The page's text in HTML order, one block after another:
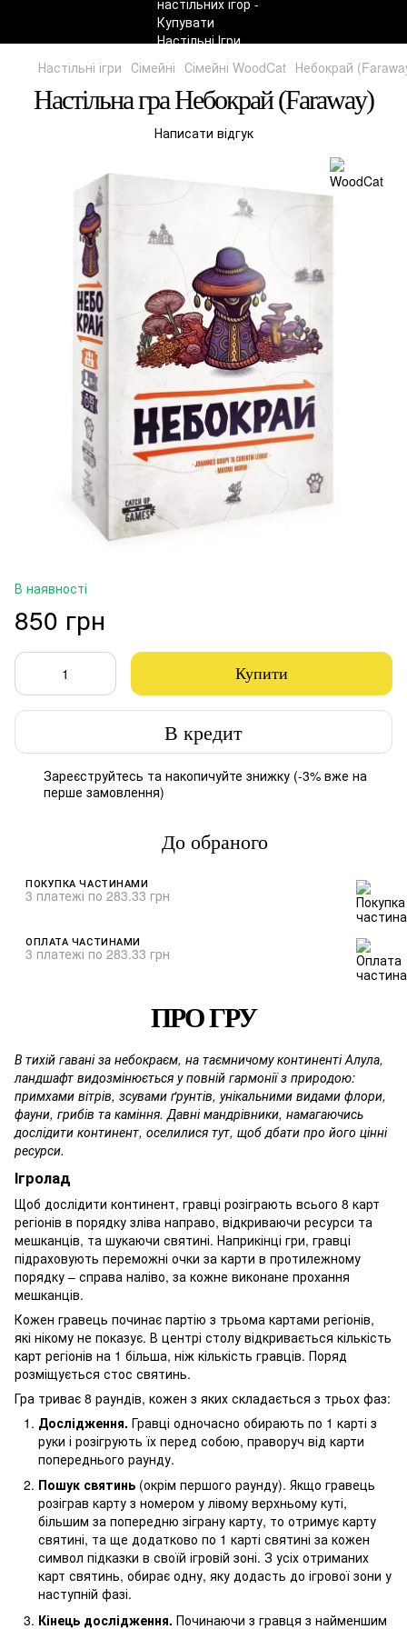
Настільні ігри Сімейні Сімейні WoodCat Небокрай
Настільна гра Небокрай (Faraway)
Написати відгук
В наявності
850 грн
Купити
В кредит
Зареєструйтесь та накопичуйте знижку (-3% вже на
перше замовлення)
До обраного
ПОКУПКА ЧАСТИНАМИ
3 платежі по 283.33 грн
ОПЛАТА ЧАСТИНАМИ
3 платежі по 283.33 грн
ПРО ГРУ
В тихій гавані за небокраєм, на таємничому континенті Алула,
ландшафт видозмінюється у повній гармонії з природою:
примхами вітрів, зсувами ґрунтів, унікальними видами флори,
фауни, грибів та каміння. Давні мандрівники, намагаючись
дослідити континент, оселилися тут, щоб дбати про його цінні
ресурси.
Ігролад
Щоб дослідити континент, гравці розіграють всього 8 карт
регіонів в порядку зліва направо, відкриваючи ресурси та
мешканців, та шукаючи святині. Наприкінці гри, гравці
підраховують переможні очки за карти в протилежному
порядку – справа наліво, за кожне виконане прохання
мешканців.
Кожен гравець починає партію з трьома картами регіонів,
які нікому не показує. В центрі столу відкривається кількість
карт регіонів на 1 більша, ніж кількість гравців. Поряд
розміщується стос святинь.
Гра триває 8 раундів, кожен з яких складається з трьох фаз:
Дослідження. Гравці одночасно обирають по 1 карті з
руки і розігрують їх перед собою, праворуч від карти
попереднього раунду.
Пошук святинь (окрім першого раунду). Якщо гравець
розіграв карту з номером у лівому верхньому куті,
більшим за попередню зіграну карту, то отримує карту
святині, та ще додатково по 1 карті святині за кожен
символ підказки в своїй ігровій зоні. З усіх отриманих
карт святинь, обирає одну, яку додасть до ігрової зони у
наступній фазі.
Кінець дослідження. Починаючи з гравця з найменшим